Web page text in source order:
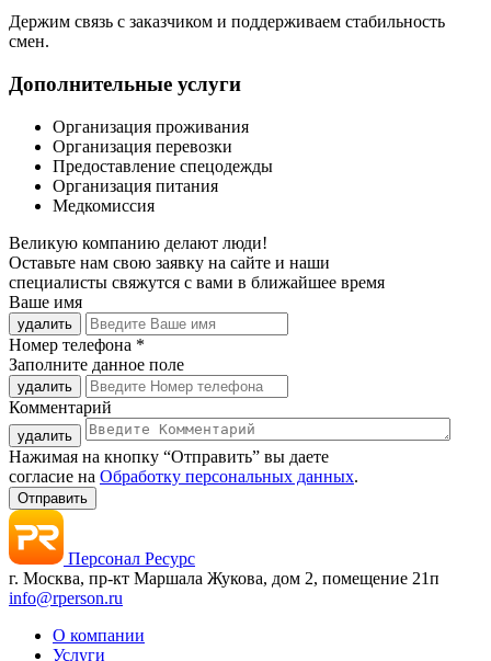
Держим связь с заказчиком и поддерживаем стабильность
смен.
Дополнительные услуги
Организация проживания
Организация перевозки
Предоставление спецодежды
Организация питания
Медкомиссия
Великую компанию делают люди!
Оставьте нам свою заявку на сайте и наши
специалисты свяжутся с вами в ближайшее время
Ваше имя
удалить
Номер телефона *
Заполните данное поле
удалить
Комментарий
удалить
Нажимая на кнопку “Отправить” вы даете
согласие на Обработку персональных данных.
Персонал Ресурс
г. Москва, пр-кт Маршала Жукова, дом 2, помещение 21п
info@rperson.ru
О компании
Услуги